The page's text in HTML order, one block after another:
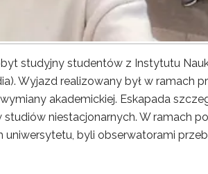
studyjny studentów z Instytutu
Wyjazd realizowany był w ramach
akademickiej. Eskapada
niestacjonarnych. W ramach
uniwersytetu, byli obserwatorami